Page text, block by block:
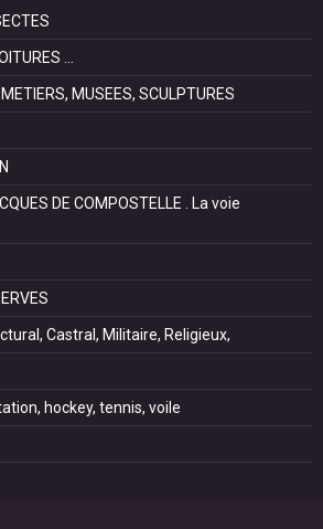
...
MUSEES, SCULPTURES
DE COMPOSTELLE . La voie
Castral, Militaire, Religieux,
hockey, tennis, voile